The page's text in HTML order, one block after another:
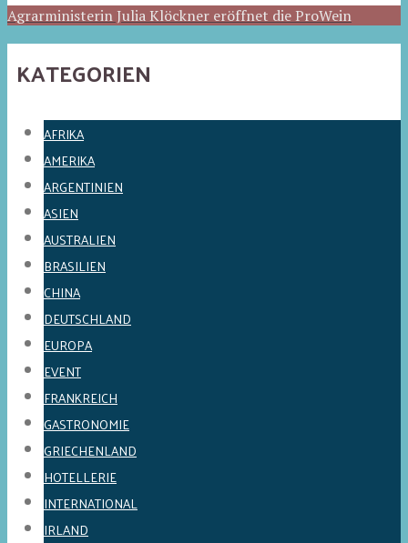
Agrarministerin Julia Klöckner eröffnet die ProWein
KATEGORIEN
AFRIKA
AMERIKA
ARGENTINIEN
ASIEN
AUSTRALIEN
BRASILIEN
CHINA
DEUTSCHLAND
EUROPA
EVENT
FRANKREICH
GASTRONOMIE
GRIECHENLAND
HOTELLERIE
INTERNATIONAL
IRLAND